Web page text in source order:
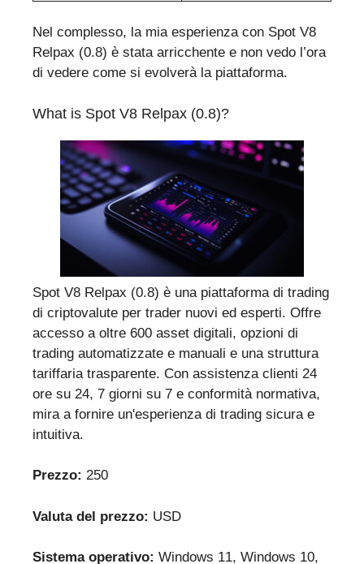
Nel complesso, la mia esperienza con Spot V8
Relpax (0.8) è stata arricchente e non vedo l’ora
di vedere come si evolverà la piattaforma.
What is Spot V8 Relpax (0.8)?
Spot V8 Relpax (0.8) è una piattaforma di trading
di criptovalute per trader nuovi ed esperti. Offre
accesso a oltre 600 asset digitali, opzioni di
trading automatizzate e manuali e una struttura
tariffaria trasparente. Con assistenza clienti 24
ore su 24, 7 giorni su 7 e conformità normativa,
mira a fornire un'esperienza di trading sicura e
intuitiva.
Prezzo: 250
Valuta del prezzo: USD
Sistema operativo: Windows 11, Windows 10,